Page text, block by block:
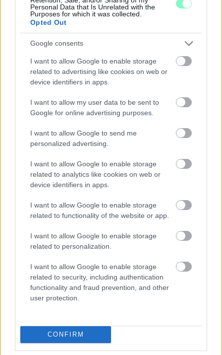
Personal Data that Is Unrelated with the
Purposes for which it was collected.
Opted Out
Google consents
I want to allow Google to enable storage
related to advertising like cookies on web or
device identifiers in apps.
I want to allow my user data to be sent to
Google for online advertising purposes.
I want to allow Google to send me
personalized advertising.
I want to allow Google to enable storage
related to analytics like cookies on web or
device identifiers in apps.
I want to allow Google to enable storage
related to functionality of the website or app.
I want to allow Google to enable storage
related to personalization.
I want to allow Google to enable storage
related to security, including authentication
functionality and fraud prevention, and other
user protection.
CONFIRM
közterherrel sújtását, a családi pótlék megduplázását, a
munkanélküli ellátás növelését ígérte. A CSOK-nál pedig
garanciát arra, hogy többen vehessék igénybe azt.
Ezután jöttek elő a Fidesz öröksége, a NER hagyatéka, a jelenlegi
Van-e szükség elszámoltatásra, és mi legyen
ennek a módja?
Itt a győri strandberuházás, GYHG ügyében folyó vizsgálat is
Juhász István szerint szükség van az elszámoltatásra, a
azokkal szemben, akiknek a bűnössége bebizonyosodik.
Csatlakozni kell az Európai Ügyészséghez. Elmondása szerint a
Modern Falu Programnak is vannak e tekintetben gyanús részei.
Hogy kerülhet Győrasszonyfán egy orvosi lakás 300
millióba?
– tette fel a kérdést. (Győrasszonyfa önkormányzata egész
útfejlesztések milyenségét is szóvá tette Juhász. Hogy
egyértelműen látszik: az út mérete, szélessége csökkent.